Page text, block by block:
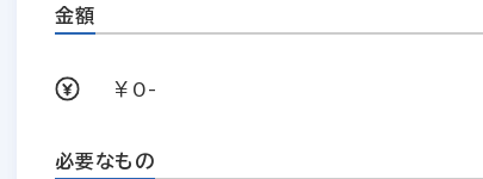
金額
￥0-
必要なもの